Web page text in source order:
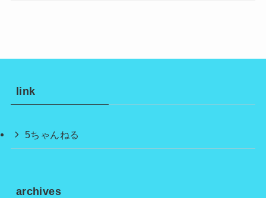
link
5ちゃんねる
archives